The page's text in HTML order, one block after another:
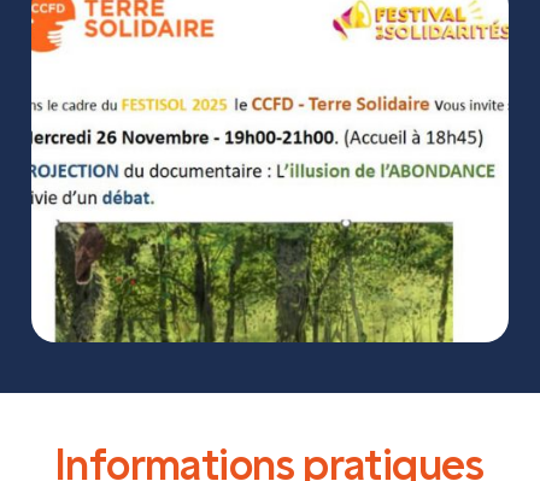
Informations pratiques